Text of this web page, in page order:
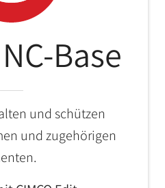
Base
und schützen
und zugehörigen